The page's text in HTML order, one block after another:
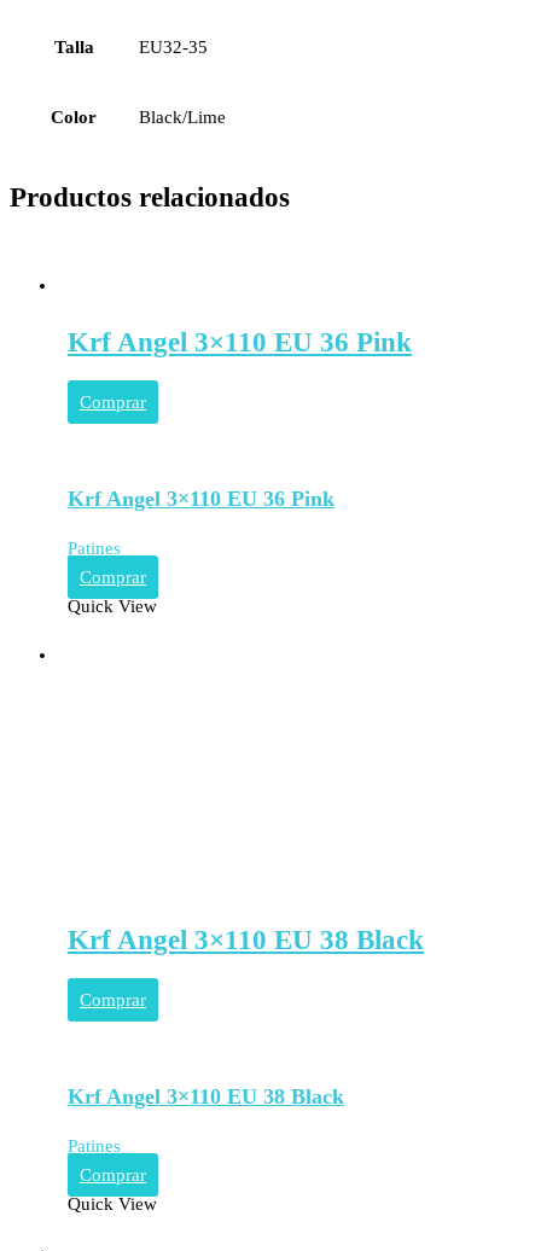
Talla EU32-35
Color Black/Lime
Productos relacionados
Krf Angel 3×110 EU 36 Pink
Comprar
Krf Angel 3×110 EU 36 Pink
Patines
Comprar
Quick View
Krf Angel 3×110 EU 38 Black
Comprar
Krf Angel 3×110 EU 38 Black
Patines
Comprar
Quick View